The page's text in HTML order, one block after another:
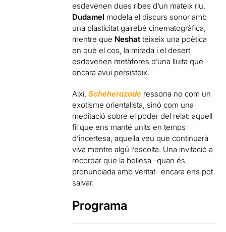
esdevenen dues ribes d’un mateix riu.
Dudamel modela el discurs sonor amb
una plasticitat gairebé cinematogràfica,
mentre que Neshat teixeix una poètica
en què el cos, la mirada i el desert
esdevenen metàfores d’una lluita que
encara avui persisteix.
Així, Scheherazade ressona no com un
exotisme orientalista, sinó com una
meditació sobre el poder del relat: aquell
fil que ens manté units en temps
d’incertesa, aquella veu que continuarà
viva mentre algú l’escolta. Una invitació a
recordar que la bellesa -quan és
pronunciada amb veritat- encara ens pot
salvar.
Programa